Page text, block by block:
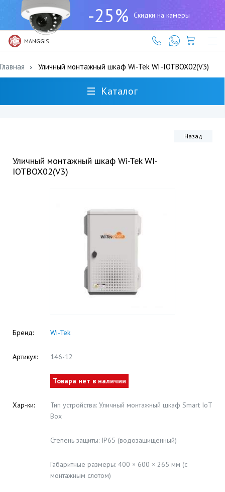
-25% Скидки на камеры
MANGGIS
(727)
317-
61-
61
Главная Уличный монтажный шкаф Wi-Tek WI-IOTBOX02(V3)
Каталог
Назад
Уличный монтажный шкаф Wi-Tek WI-
IOTBOX02(V3)
Бренд: Wi-Tek
Артикул: 146-12
Товара нет в наличии
Хар-ки:
Тип устройства: Уличный монтажный шкаф Smart IoT
Box
Степень защиты: IP65 (водозащищенный)
Габаритные размеры: 400 × 600 × 265 мм (с
монтажным слотом)